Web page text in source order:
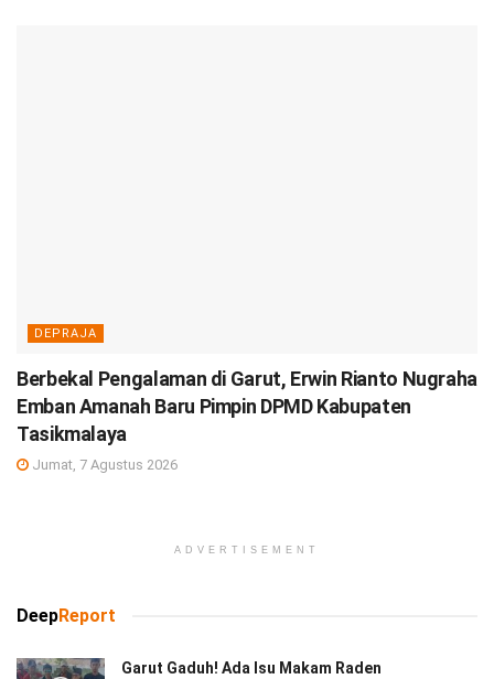
DEPRAJA
Berbekal Pengalaman di Garut, Erwin Rianto Nugraha
Emban Amanah Baru Pimpin DPMD Kabupaten
Tasikmalaya
Jumat, 7 Agustus 2026
ADVERTISEMENT
DeepReport
Garut Gaduh! Ada Isu Makam Raden